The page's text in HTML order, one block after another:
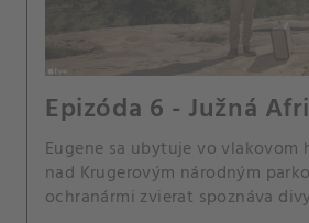
Epizóda 6 - Južná
Eugene sa ubytuje vo vlakovom
nad Krugerovým národným
ochranármi zvierat spoznáva